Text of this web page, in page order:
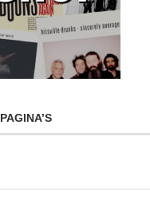
PAGINA’S